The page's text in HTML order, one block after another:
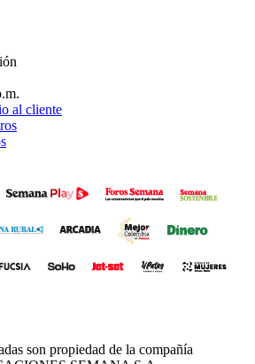
al cliente
window
son propiedad de la compañía